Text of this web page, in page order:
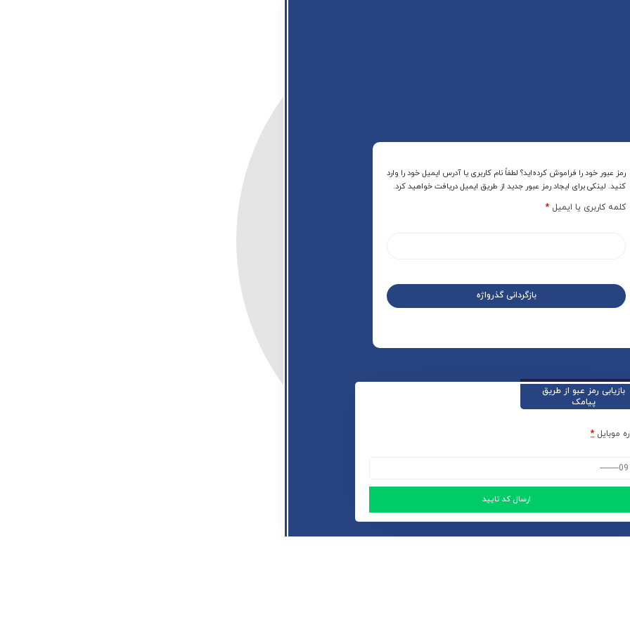
رمز عبور خود را فراموش کرده‌اید؟ لطفاً نام کاربری یا آدرس ایمیل خود را وارد
کنید. لینکی برای ایجاد رمز عبور جدید از طریق ایمیل دریافت خواهید کرد.
کلمه کاربری یا ایمیل *
بازگردانی گذرواژه
بازیابی رمز عبو از طریق
پیامک
موبایل *
ارسال کد تایید